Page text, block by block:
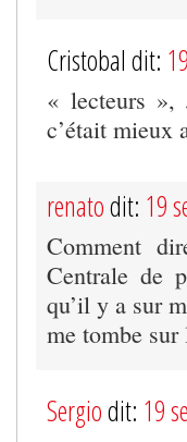
Cristobal dit:
« lecteurs
c’était mieux
renatodit: 19
Comment
Centrale de
qu’il y a sur
me tombe sur
Sergiodit: 19